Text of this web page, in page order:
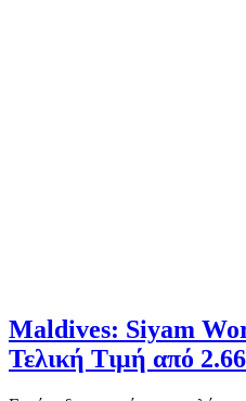
Maldives: Siyam
Τελική Τιμή από